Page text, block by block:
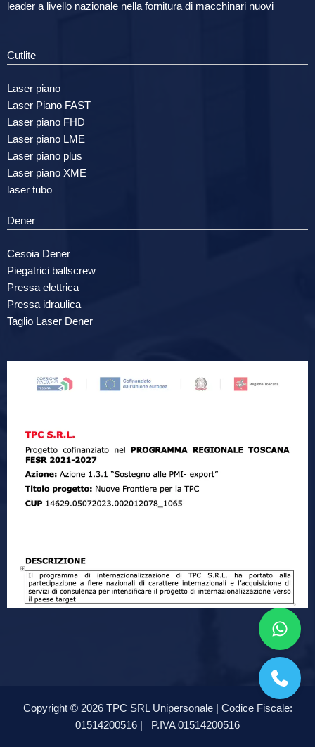
leader a livello nazionale nella fornitura di macchinari nuovi
Cutlite
Laser piano
Laser Piano FAST
Laser piano FHD
Laser piano LME
Laser piano plus
Laser piano XME
laser tubo
Dener
Cesoia Dener
Piegatrici ballscrew
Pressa elettrica
Pressa idraulica
Taglio Laser Dener
Copyright © 2026 TPC SRL Unipersonale | Codice Fiscale:
01514200516 |
P.IVA 01514200516